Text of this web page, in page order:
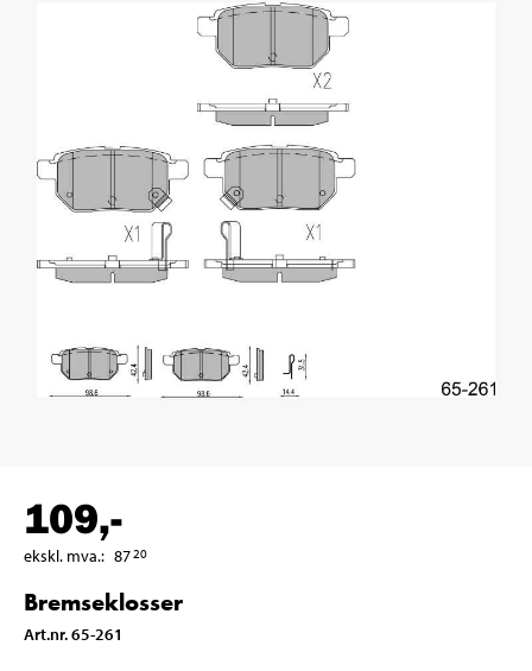
109,-
ekskl. mva.: 8720
Bremseklosser
Art.nr.65-261